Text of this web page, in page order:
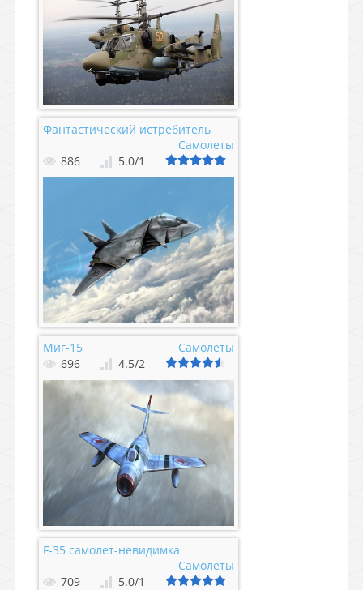
Фантастический истребитель
Самолеты
886
5.0/1
Миг-15
Самолеты
696
4.5/2
F-35 самолет-невидимка
Самолеты
709
5.0/1